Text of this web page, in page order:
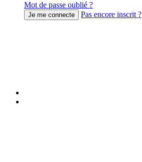
Mot de passe oublié ?
Pas encore inscrit ?